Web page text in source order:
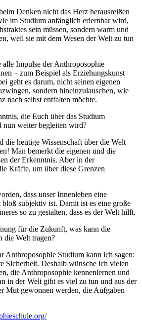
Denken nicht das Herz herausreißen
im Studium anfänglich erlernbar wird,
sein müssen, sondern warm und
weil sie mit dem Wesen der Welt zu tun
Impulse der Anthroposophie
– zum Beispiel als Erziehungskunst
geht es darum, nicht seinen eigenen
sondern hineinzulauschen, wie
nach selbst entfalten möchte.
die Euch über das Studium
nun weiter begleiten wird?
die heutige Wissenschaft über die Welt
Man bemerkt die eigenen und die
der Erkenntnis. Aber in der
Kräfte, um über diese Grenzen
dass unser Innenleben eine
subjektiv ist. Damit ist es eine große
so zu gestalten, dass es der Welt hilft.
für die Zukunft, was kann die
die Welt tragen?
Anthroposophie Studium kann ich sagen:
Sicherheit. Deshalb wünsche ich vielen
die Anthroposophie kennenlernen und
in der Welt gibt es viel zu tun und aus der
Mut gewonnen werden, die Aufgaben